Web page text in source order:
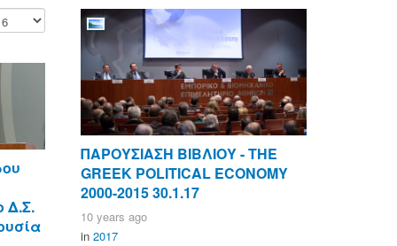
Δ.Σ.
ΠΑΡΟΥΣΙΑΣΗ ΒΙΒΛΙΟΥ - ΤΗΕ
GREEK POLITICAL ECONOMY
2000-2015 30.1.17
10 years ago
in 2017